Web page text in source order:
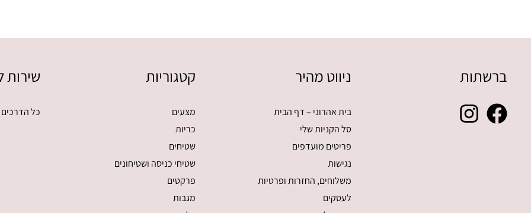
ברשתות ניווט מהיר
בית אהרוני – דף הבית
סל הקניות שלי
פריטים מועדפים
נגישות
משלוחים, החזרות ופרטיות
לעסקים
קטגוריות
מצעים
כריות
שטיחים
שטיחי כניסה ושטיחונים
פרקטים
מגבות
שירות
כל